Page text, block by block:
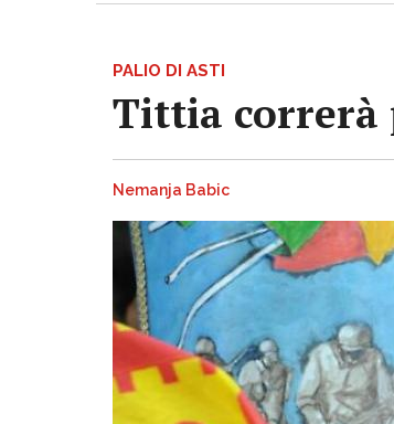
PALIO DI ASTI
Tittia correrà
Nemanja Babic